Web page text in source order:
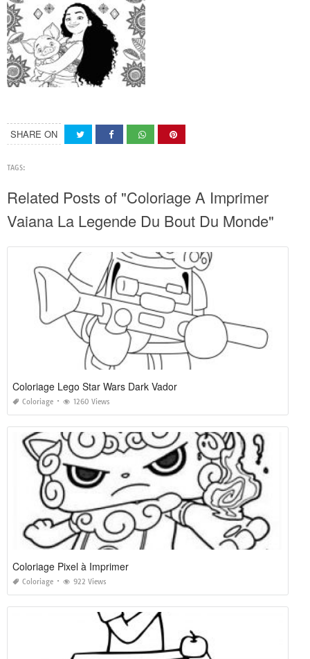
SHARE ON
TAGS:
Related Posts of "Coloriage A Imprimer
Vaiana La Legende Du Bout Du Monde"
Coloriage Lego Star Wars Dark Vador
Coloriage 1260 Views
Coloriage Pixel à Imprimer
Coloriage 922 Views